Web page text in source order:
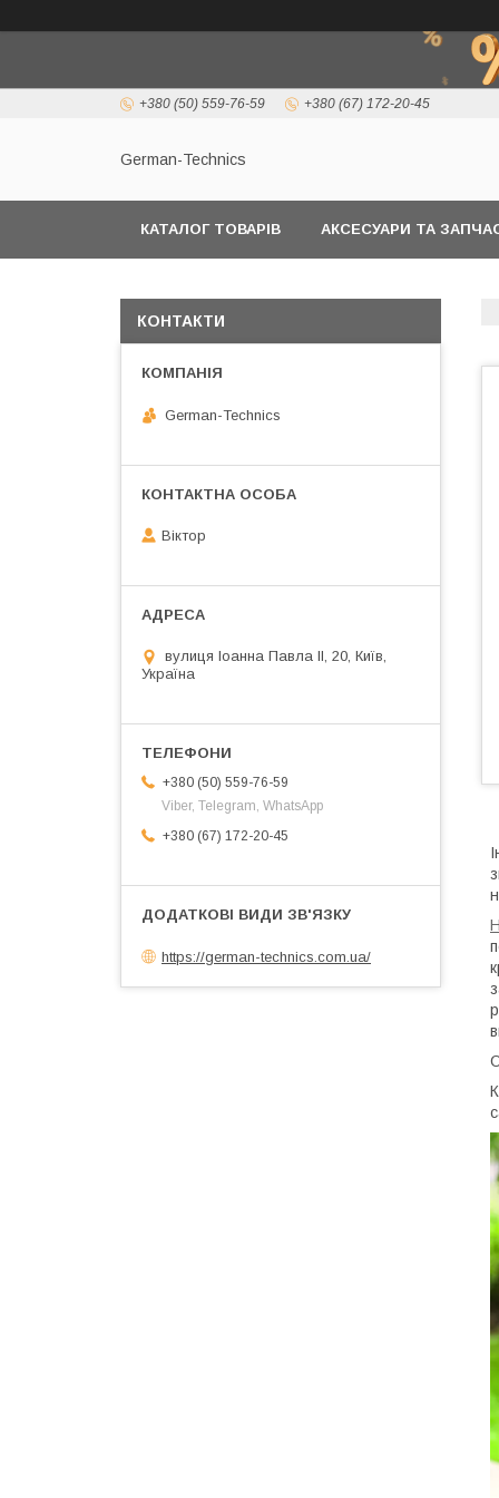
+380 (50) 559-76-59 +380 (67) 172-20-45
German-Technics
КАТАЛОГ ТОВАРІВ АКСЕСУАРИ ТА
КОНТАКТИ
German-Technics
Віктор
вулиця Іоанна Павла ІІ, 20, Київ,
Україна
+380 (50) 559-76-59
Viber, Telegram, WhatsApp
+380 (67) 172-20-45
https://german-technics.com.ua/